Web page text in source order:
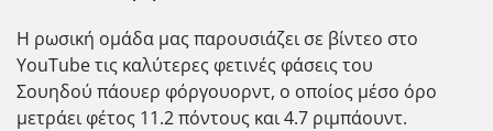
Η ρωσική ομάδα μας παρουσιάζει σε βίντεο στο
YouTube τις καλύτερες φετινές φάσεις του
Σουηδού πάουερ φόργουορντ, ο οποίος μέσο όρο
μετράει φέτος 11.2 πόντους και 4.7 ριμπάουντ.